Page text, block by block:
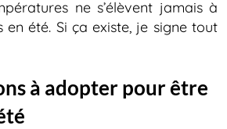
ne s’élèvent jamais à
en été. Si ça existe, je signe tout
à adopter pour être